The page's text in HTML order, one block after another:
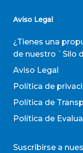
Aviso Legal
¿Tienes una
de nuestro `Silo
Aviso Legal
Política de
Política de
Política de
Suscribirse a